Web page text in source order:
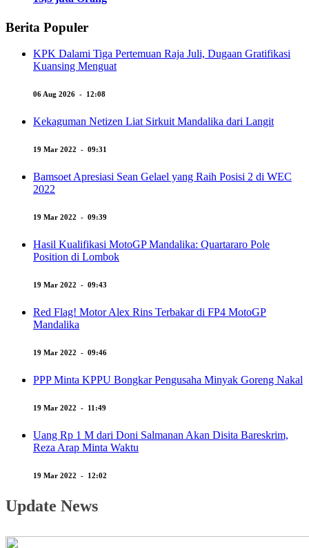
Berita Populer
KPK Dalami Tiga Pertemuan Raja Juli, Dugaan Gratifikasi
Kuansing Menguat
06 Aug 2026 - 12:08
Kekaguman Netizen Liat Sirkuit Mandalika dari Langit
19 Mar 2022 - 09:31
Bamsoet Apresiasi Sean Gelael yang Raih Posisi 2 di WEC
2022
19 Mar 2022 - 09:39
Hasil Kualifikasi MotoGP Mandalika: Quartararo Pole
Position di Lombok
19 Mar 2022 - 09:43
Red Flag! Motor Alex Rins Terbakar di FP4 MotoGP
Mandalika
19 Mar 2022 - 09:46
PPP Minta KPPU Bongkar Pengusaha Minyak Goreng Nakal
19 Mar 2022 - 11:49
Uang Rp 1 M dari Doni Salmanan Akan Disita Bareskrim,
Reza Arap Minta Waktu
19 Mar 2022 - 12:02
Update News